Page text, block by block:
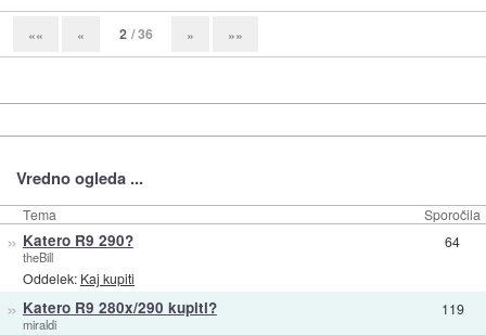
«« « 2 / 36 » »»
Vredno ogleda ...
Tema Sporočila
» Katero R9 290?
theBill
Oddelek: Kaj kupiti
64
» Katero R9 280x/290 kupiti?
miraldi
119